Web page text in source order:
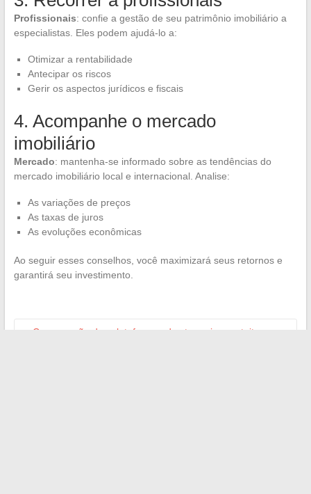
Profissionais: confie a gestão de seu patrimônio imobiliário a
especialistas. Eles podem ajudá-lo a:
Otimizar a rentabilidade
Antecipar os riscos
Gerir os aspectos jurídicos e fiscais
4. Acompanhe o mercado
imobiliário
Mercado: mantenha-se informado sobre as tendências do
mercado imobiliário local e internacional. Analise:
As variações de preços
As taxas de juros
As evoluções econômicas
Ao seguir esses conselhos, você maximizará seus retornos e
garantirá seu investimento.
Comparação das plataformas de streaming gratuitas: